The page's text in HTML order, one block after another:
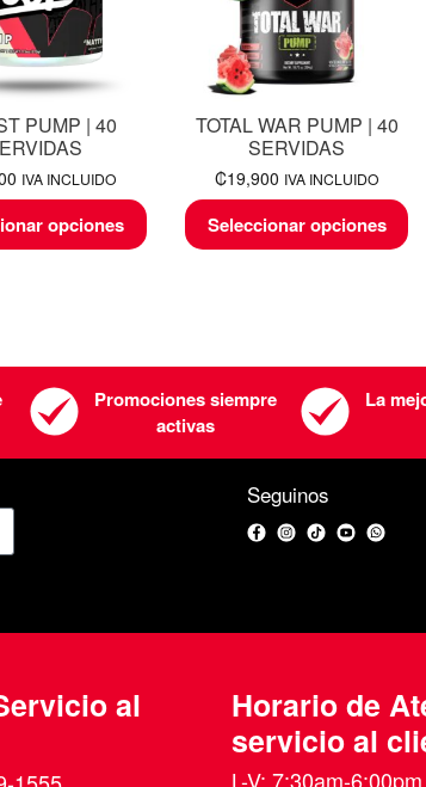
PUMP | 40
IVA INCLUIDO
opciones
TOTAL WAR PUMP | 40
SERVIDAS
₡19,900 IVA INCLUIDO
Seleccionar opciones
Promociones siempre
activas
La
Seguinos
Facebook
Instagram
TikTokYouTube
al
Horario de
servicio al
L-V: 7:30am-6:00pm